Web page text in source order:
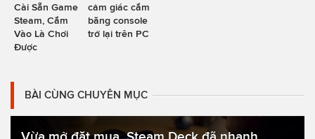
Cài Sẵn Game
Steam, Cắm
Vào Là Chơi
Được
cảm giác cắm
băng console
trở lại trên PC
BÀI CÙNG CHUYÊN MỤC